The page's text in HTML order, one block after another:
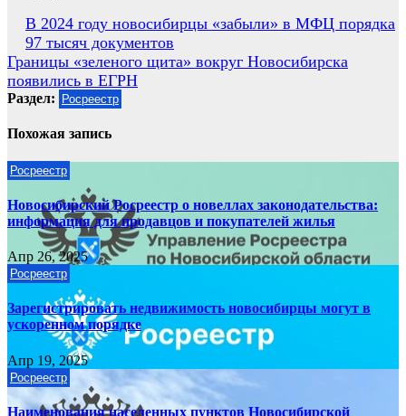
Навигация
по
записям
В 2024 году новосибирцы «забыли» в МФЦ порядка
97 тысяч документов
Границы «зеленого щита» вокруг Новосибирска
появились в ЕГРН
Раздел: Росреестр
Похожая запись
Росреестр
Новосибирский Росреестр о новеллах законодательства:
информация для продавцов и покупателей жилья
Апр 26, 2025
Росреестр
Зарегистрировать недвижимость новосибирцы могут в
ускоренном порядке
Апр 19, 2025
Росреестр
Наименования населенных пунктов Новосибирской